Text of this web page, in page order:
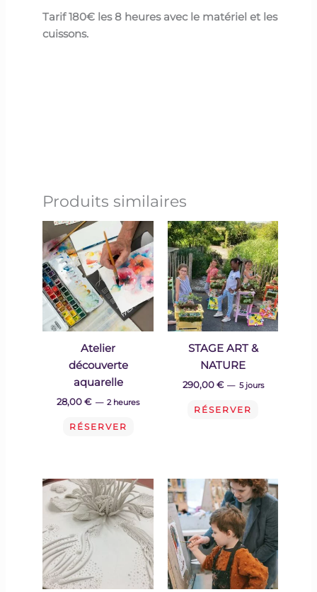
Tarif 180€ les 8 heures avec le matériel et les
cuissons.
Produits similaires
Atelier
découverte
aquarelle
28,00€ 2 heures
RÉSERVER
STAGE ART &
NATURE
290,00 € 5 jours
RÉSERVER